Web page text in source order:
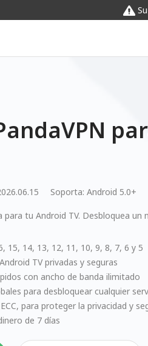
Soporta: Android 5.0+
para tu Android TV. Desbloquea un
15, 14, 13, 12, 11, 10, 9, 8, 7, 6 y 5
TV privadas y seguras
con ancho de banda ilimitado
para desbloquear cualquier
para proteger la privacidad y
de 7 días